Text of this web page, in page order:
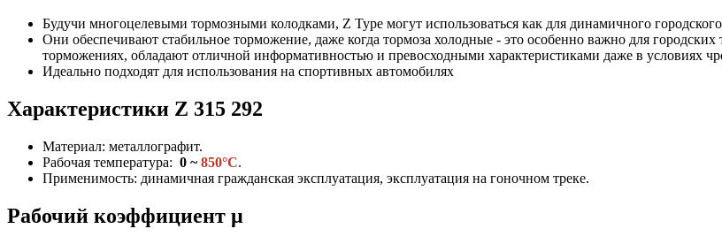
Будучи многоцелевыми тормозными колодками, Z Type могут использоваться как для динамичного
Они обеспечивают стабильное торможение, даже когда тормоза холодные - это особенно важно для
торможениях, обладают отличной информативностью и превосходными характеристиками даже в условиях
Идеально подходят для использования на спортивных автомобилях
Характеристики Z 315 292
Материал: металлографит.
Рабочая температура: 0 ~ 850°C.
Применимость: динамичная гражданская эксплуатация, эксплуатация на гоночном треке.
Рабочий коэффициент μ